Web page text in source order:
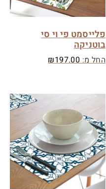
פלייסמט פי וי סי
בוטניקה
החל מ: ₪197.00